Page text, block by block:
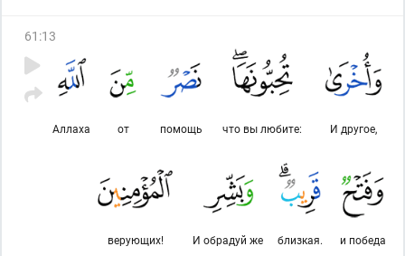
61 :13
И другое,
что вы любите:
помощь
от
Аллаха
и победа
близкая.
И обрадуй же
верующих!